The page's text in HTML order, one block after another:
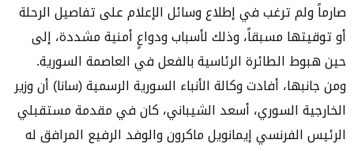
صارماً ولم ترغب في إطلاع وسائل الإعلام على تفاصيل الرحلة
أو توقيتها مسبقاً، وذلك لأسباب ودواعٍ أمنية مشددة، إلى
حين هبوط الطائرة الرئاسية بالفعل في العاصمة السورية.
ومن جانبها، أفادت وكالة الأنباء السورية الرسمية (سانا) أن وزير
الخارجية السوري، أسعد الشيباني، كان في مقدمة مستقبلي
الرئيس الفرنسي إيمانويل ماكرون والوفد الرفيع المرافق له